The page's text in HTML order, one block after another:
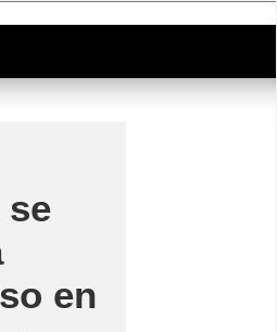
GP
luciolopezgp
se
en